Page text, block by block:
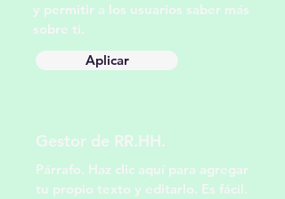
y permitir a los usuarios saber más
sobre ti.
Aplicar
Gestor de RR.HH.
Párrafo. Haz clic aquí para agregar
tu propio texto y editarlo. Es fácil.